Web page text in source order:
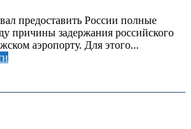
предоставить России полные
причины задержания российского
аэропорту. Для этого...